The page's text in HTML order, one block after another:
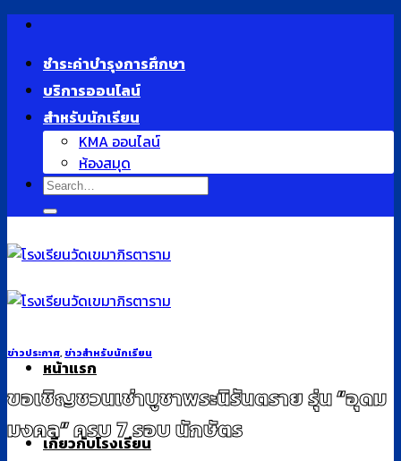
Skip
contentชำระค่าบำรุงการศึกษา
บริการออนไลน์
สำหรับนักเรียน
KMA ออนไลน์
ห้องสมุด
หน้าแรก
เกี่ยวกับโรงเรียน
ข่าวประกาศ,ข่าวสำหรับนักเรียน
ขอเชิญชวนเช่าบูชาพระนิรันตราย รุ่น “อุดม
มงคล” ครบ 7 รอบ นักษัตร